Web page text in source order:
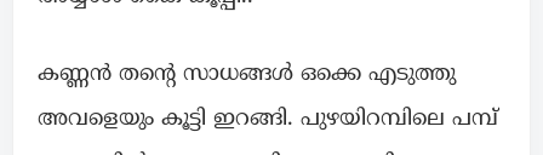
കണ്ണൻ തന്റെ സാധങ്ങൾ ഒക്കെ എടുത്തു
അവളെയും കൂട്ടി ഇറങ്ങി. പുഴയിറമ്പിലെ പമ്പ്